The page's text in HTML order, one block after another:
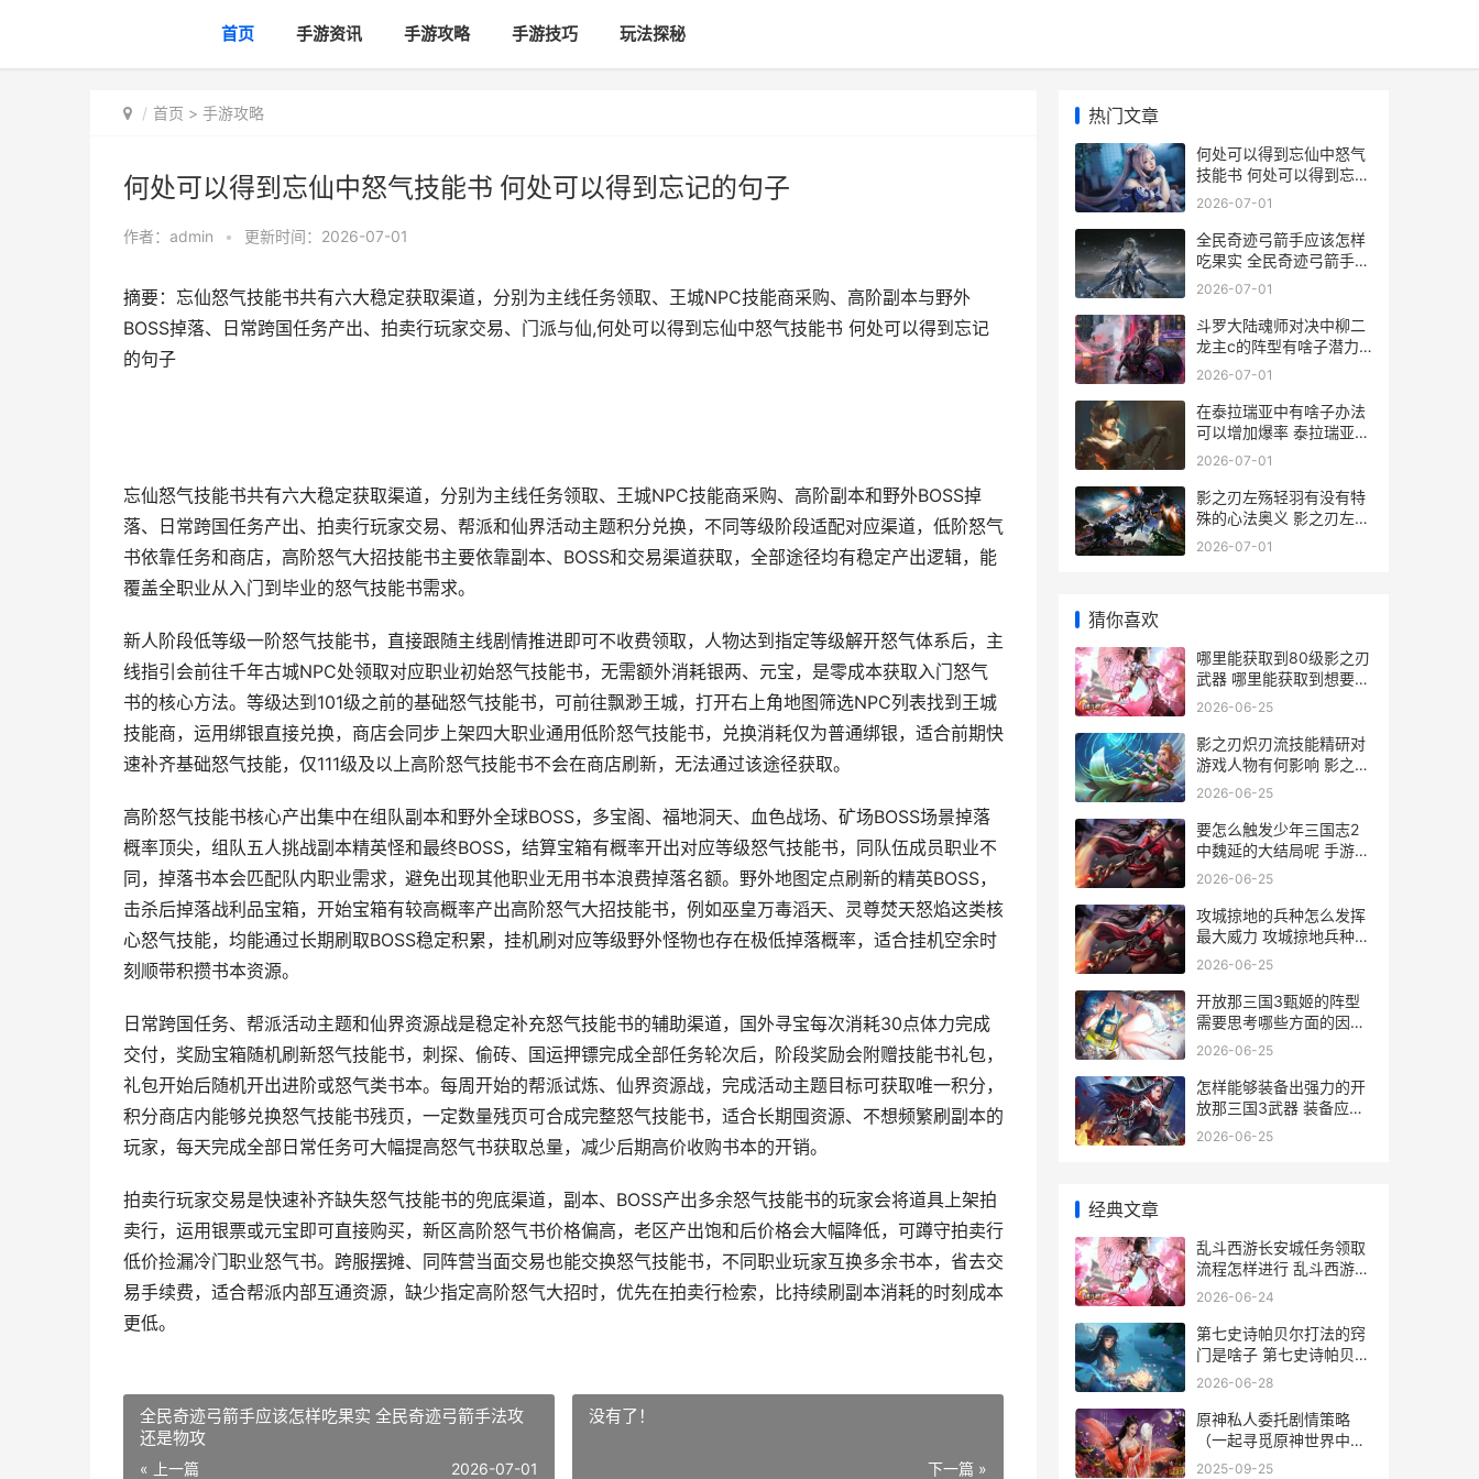
首页 手游资讯 手游攻略 手游技巧 玩法探秘
首页 > 手游攻略
何处可以得到忘仙中怒气技能书 何处可以得到忘记的句子
作者： admin • 更新时间：2026-07-01
摘要：忘仙怒气技能书共有六大稳定获取渠道，分别为主线任务领取、王城NPC技能商采购、高阶副本与野外
BOSS掉落、日常跨国任务产出、拍卖行玩家交易、门派与仙,何处可以得到忘仙中怒气技能书 何处可以得到忘记
的句子
忘仙怒气技能书共有六大稳定获取渠道，分别为主线任务领取、王城NPC技能商采购、高阶副本和野外BOSS掉
落、日常跨国任务产出、拍卖行玩家交易、帮派和仙界活动主题积分兑换，不同等级阶段适配对应渠道，低阶怒气
书依靠任务和商店，高阶怒气大招技能书主要依靠副本、BOSS和交易渠道获取，全部途径均有稳定产出逻辑，能
覆盖全职业从入门到毕业的怒气技能书需求。
新人阶段低等级一阶怒气技能书，直接跟随主线剧情推进即可不收费领取，人物达到指定等级解开怒气体系后，主
线指引会前往千年古城NPC处领取对应职业初始怒气技能书，无需额外消耗银两、元宝，是零成本获取入门怒气
书的核心方法。等级达到101级之前的基础怒气技能书，可前往飘渺王城，打开右上角地图筛选NPC列表找到王城
技能商，运用绑银直接兑换，商店会同步上架四大职业通用低阶怒气技能书，兑换消耗仅为普通绑银，适合前期快
速补齐基础怒气技能，仅111级及以上高阶怒气技能书不会在商店刷新，无法通过该途径获取。
高阶怒气技能书核心产出集中在组队副本和野外全球BOSS，多宝阁、福地洞天、血色战场、矿场BOSS场景掉落
概率顶尖，组队五人挑战副本精英怪和最终BOSS，结算宝箱有概率开出对应等级怒气技能书，同队伍成员职业不
同，掉落书本会匹配队内职业需求，避免出现其他职业无用书本浪费掉落名额。野外地图定点刷新的精英BOSS，
击杀后掉落战利品宝箱，开始宝箱有较高概率产出高阶怒气大招技能书，例如巫皇万毒滔天、灵尊焚天怒焰这类核
心怒气技能，均能通过长期刷取BOSS稳定积累，挂机刷对应等级野外怪物也存在极低掉落概率，适合挂机空余时
刻顺带积攒书本资源。
日常跨国任务、帮派活动主题和仙界资源战是稳定补充怒气技能书的辅助渠道，国外寻宝每次消耗30点体力完成
交付，奖励宝箱随机刷新怒气技能书，刺探、偷砖、国运押镖完成全部任务轮次后，阶段奖励会附赠技能书礼包，
礼包开始后随机开出进阶或怒气类书本。每周开始的帮派试炼、仙界资源战，完成活动主题目标可获取唯一积分，
积分商店内能够兑换怒气技能书残页，一定数量残页可合成完整怒气技能书，适合长期囤资源、不想频繁刷副本的
玩家，每天完成全部日常任务可大幅提高怒气书获取总量，减少后期高价收购书本的开销。
拍卖行玩家交易是快速补齐缺失怒气技能书的兜底渠道，副本、BOSS产出多余怒气技能书的玩家会将道具上架拍
卖行，运用银票或元宝即可直接购买，新区高阶怒气书价格偏高，老区产出饱和后价格会大幅降低，可蹲守拍卖行
低价捡漏冷门职业怒气书。跨服摆摊、同阵营当面交易也能交换怒气技能书，不同职业玩家互换多余书本，省去交
易手续费，适合帮派内部互通资源，缺少指定高阶怒气大招时，优先在拍卖行检索，比持续刷副本消耗的时刻成本
更低。
全民奇迹弓箭手应该怎样吃果实 全民奇迹弓箭手法攻
还是物攻
« 上一篇 2026-07-01
没有了！
下一篇 »
热门文章
何处可以得到忘仙中怒气
技能书 何处可以得到忘记
的句子
2026-07-01
全民奇迹弓箭手应该怎样
吃果实 全民奇迹弓箭手法
攻还是物攻
2026-07-01
斗罗大陆魂师对决中柳二
龙主c的阵型有啥子潜力
斗罗大陆魂师对决无限金
2026-07-01
在泰拉瑞亚中有啥子办法
可以增加爆率 泰拉瑞亚中
有猩红祭坛的种子码
2026-07-01
影之刃左殇轻羽有没有特
殊的心法奥义 影之刃左殇
轻羽连招
2026-07-01
猜你喜欢
哪里能获取到80级影之刃
武器 哪里能获取到想要贷
款的精准客户
2026-06-25
影之刃炽刃流技能精研对
游戏人物有何影响 影之刃
炽刃配装
2026-06-25
要怎么触发少年三国志2
中魏延的大结局呢 手游少
年
2026-06-25
攻城掠地的兵种怎么发挥
最大威力 攻城掠地兵种克
制关系
2026-06-25
开放那三国3甄姬的阵型
需要思考哪些方面的因素
来组合 放开那三国3各国
2026-06-25
怎样能够装备出强力的开
放那三国3武器 装备应该
怎么出
2026-06-25
经典文章
乱斗西游长安城任务领取
流程怎样进行 乱斗西游攻
略心得
2026-06-24
第七史诗帕贝尔打法的窍
门是啥子 第七史诗帕贝尔
装备
2026-06-28
原神私人委托剧情策略
（一起寻觅原神世界中的
私人委托 原神委托有什么
2025-09-25